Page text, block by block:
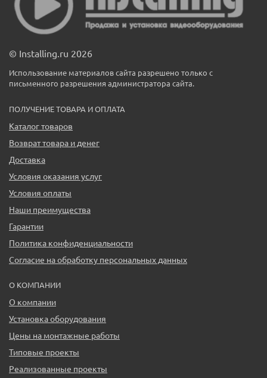
© Installing.ru 2026
Использование материалов сайта разрешено только с
письменного разрешения администратора сайта.
ПОЛУЧЕНИЕ ТОВАРА И ОПЛАТА
Каталог товаров
Возврат товара и денег
Доставка
Условия оказания услуг
Условия оплаты
Наши преимущества
Гарантии
Политика конфиденциальности
Согласие на обработку персональных данных
О КОМПАНИИ
О компании
Установка оборудования
Цены на монтажные работы
Типовые проекты
Реализованные проекты